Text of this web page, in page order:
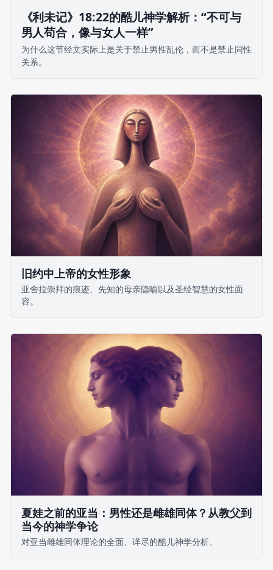
《利未记》18:22的酷儿神学解析：“不可与
男人苟合，像与女人一样”
为什么这节经文实际上是关于禁止男性乱伦，而不是禁止同性
关系。
旧约中上帝的女性形象
亚舍拉崇拜的痕迹、先知的母亲隐喻以及圣经智慧的女性面
容。
夏娃之前的亚当：男性还是雌雄同体？从教父到
当今的神学争论
对亚当雌雄同体理论的全面、详尽的酷儿神学分析。